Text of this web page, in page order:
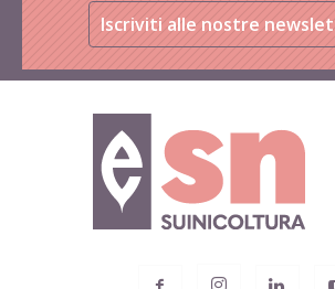
Iscriviti alle nostre